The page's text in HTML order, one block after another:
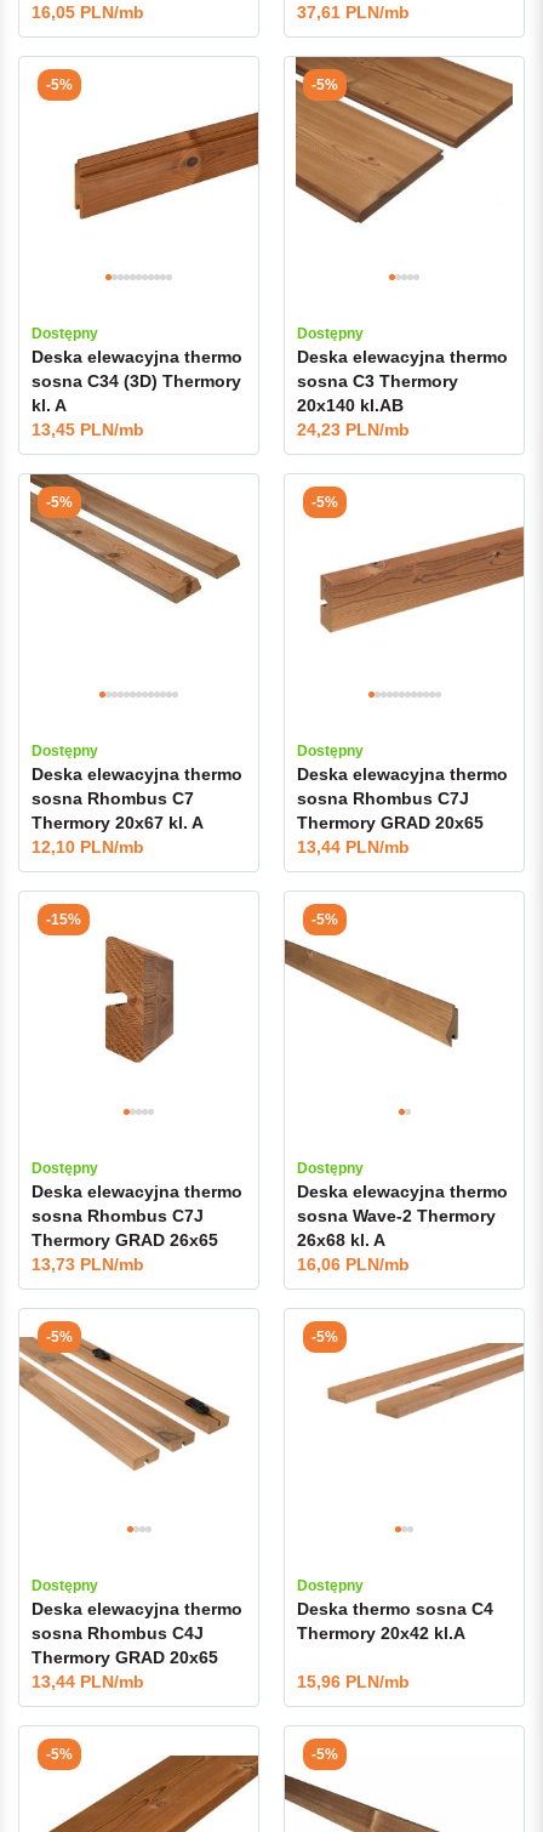
16,05 PLN/mb
37,61 PLN/mb
-5%
Dostępny
Deska elewacyjna thermo
sosna C34 (3D) Thermory
kl. A
13,45 PLN/mb
-5%
Dostępny
Deska elewacyjna thermo
sosna C3 Thermory
20x140 kl.AB
24,23 PLN/mb
-5%
Dostępny
Deska elewacyjna thermo
sosna Rhombus C7
Thermory 20x67 kl. A
12,10 PLN/mb
-5%
Dostępny
Deska elewacyjna thermo
sosna Rhombus C7J
Thermory GRAD 20x65
kl.A
13,44 PLN/mb
-15%
Dostępny
Deska elewacyjna thermo
sosna Rhombus C7J
Thermory GRAD 26x65
kl.A
13,73 PLN/mb
-5%
Dostępny
Deska elewacyjna thermo
sosna Wave-2 Thermory
26x68 kl. A
16,06 PLN/mb
-5%
Dostępny
Deska elewacyjna thermo
sosna Rhombus C4J
Thermory GRAD 20x65
kl.A
13,44 PLN/mb
-5%
Dostępny
Deska thermo sosna C4
Thermory 20x42 kl.A
15,96 PLN/mb
-5% -5%